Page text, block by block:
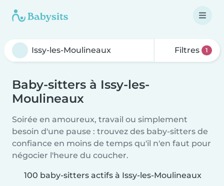
Filtres 1
Baby-sitters à Issy-les-
Moulineaux
Soirée en amoureux, travail ou simplement
besoin d'une pause : trouvez des baby-sitters de
confiance en moins de temps qu'il n'en faut pour
négocier l'heure du coucher.
100 baby-sitters actifs à Issy-les-Moulineaux